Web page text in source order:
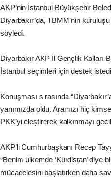
AKP’nin İstanbul Büyükşehir
Diyarbakır’da, TBMM’nin
söyledi.
Diyarbakır AKP İl Gençlik Kolları
İstanbul seçimleri için destek
Konuşması sırasında
yanımızda oldu. Aramızı hiç
PKK’yi eleştirerek kalkınmayı
AKP’li Cumhurbaşkanı Recep
“Benim ülkemde ‘Kürdistan’ diye
mücadelesini başlatırken daha